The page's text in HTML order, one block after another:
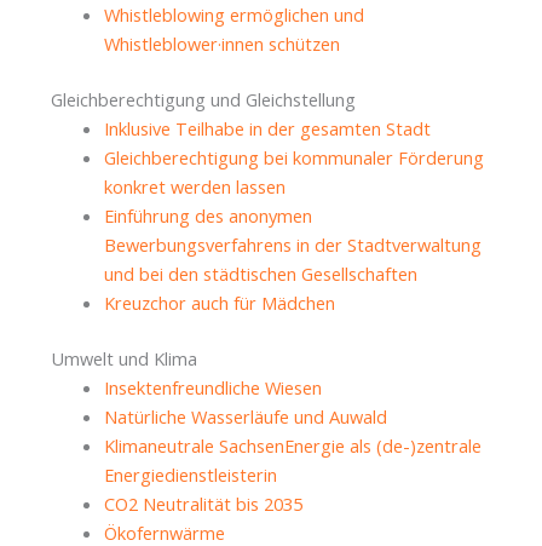
Whistleblowing ermöglichen und
Whistleblower·innen schützen
Gleichberechtigung und Gleichstellung
Inklusive Teilhabe in der gesamten Stadt
Gleichberechtigung bei kommunaler Förderung
konkret werden lassen
Einführung des anonymen
Bewerbungsverfahrens in der Stadtverwaltung
und bei den städtischen Gesellschaften
Kreuzchor auch für Mädchen
Umwelt und Klima
Insektenfreundliche Wiesen
Natürliche Wasserläufe und Auwald
Klimaneutrale SachsenEnergie als (de-)zentrale
Energiedienstleisterin
CO2 Neutralität bis 2035
Ökofernwärme